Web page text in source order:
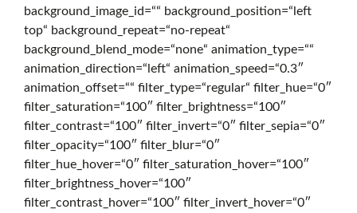
h
background_image_id=““ background_position=“left
top“ background_repeat=“no-repeat“
background_blend_mode=“none“ animation_type=““
animation_direction=“left“ animation_speed=“0.3″
animation_offset=““ filter_type=“regular“ filter_hue=“0″
filter_saturation=“100″ filter_brightness=“100″
filter_contrast=“100″ filter_invert=“0″ filter_sepia=“0″
filter_opacity=“100″ filter_blur=“0″
filter_hue_hover=“0″ filter_saturation_hover=“100″
filter_brightness_hover=“100″
filter_contrast_hover=“100″ filter_invert_hover=“0″